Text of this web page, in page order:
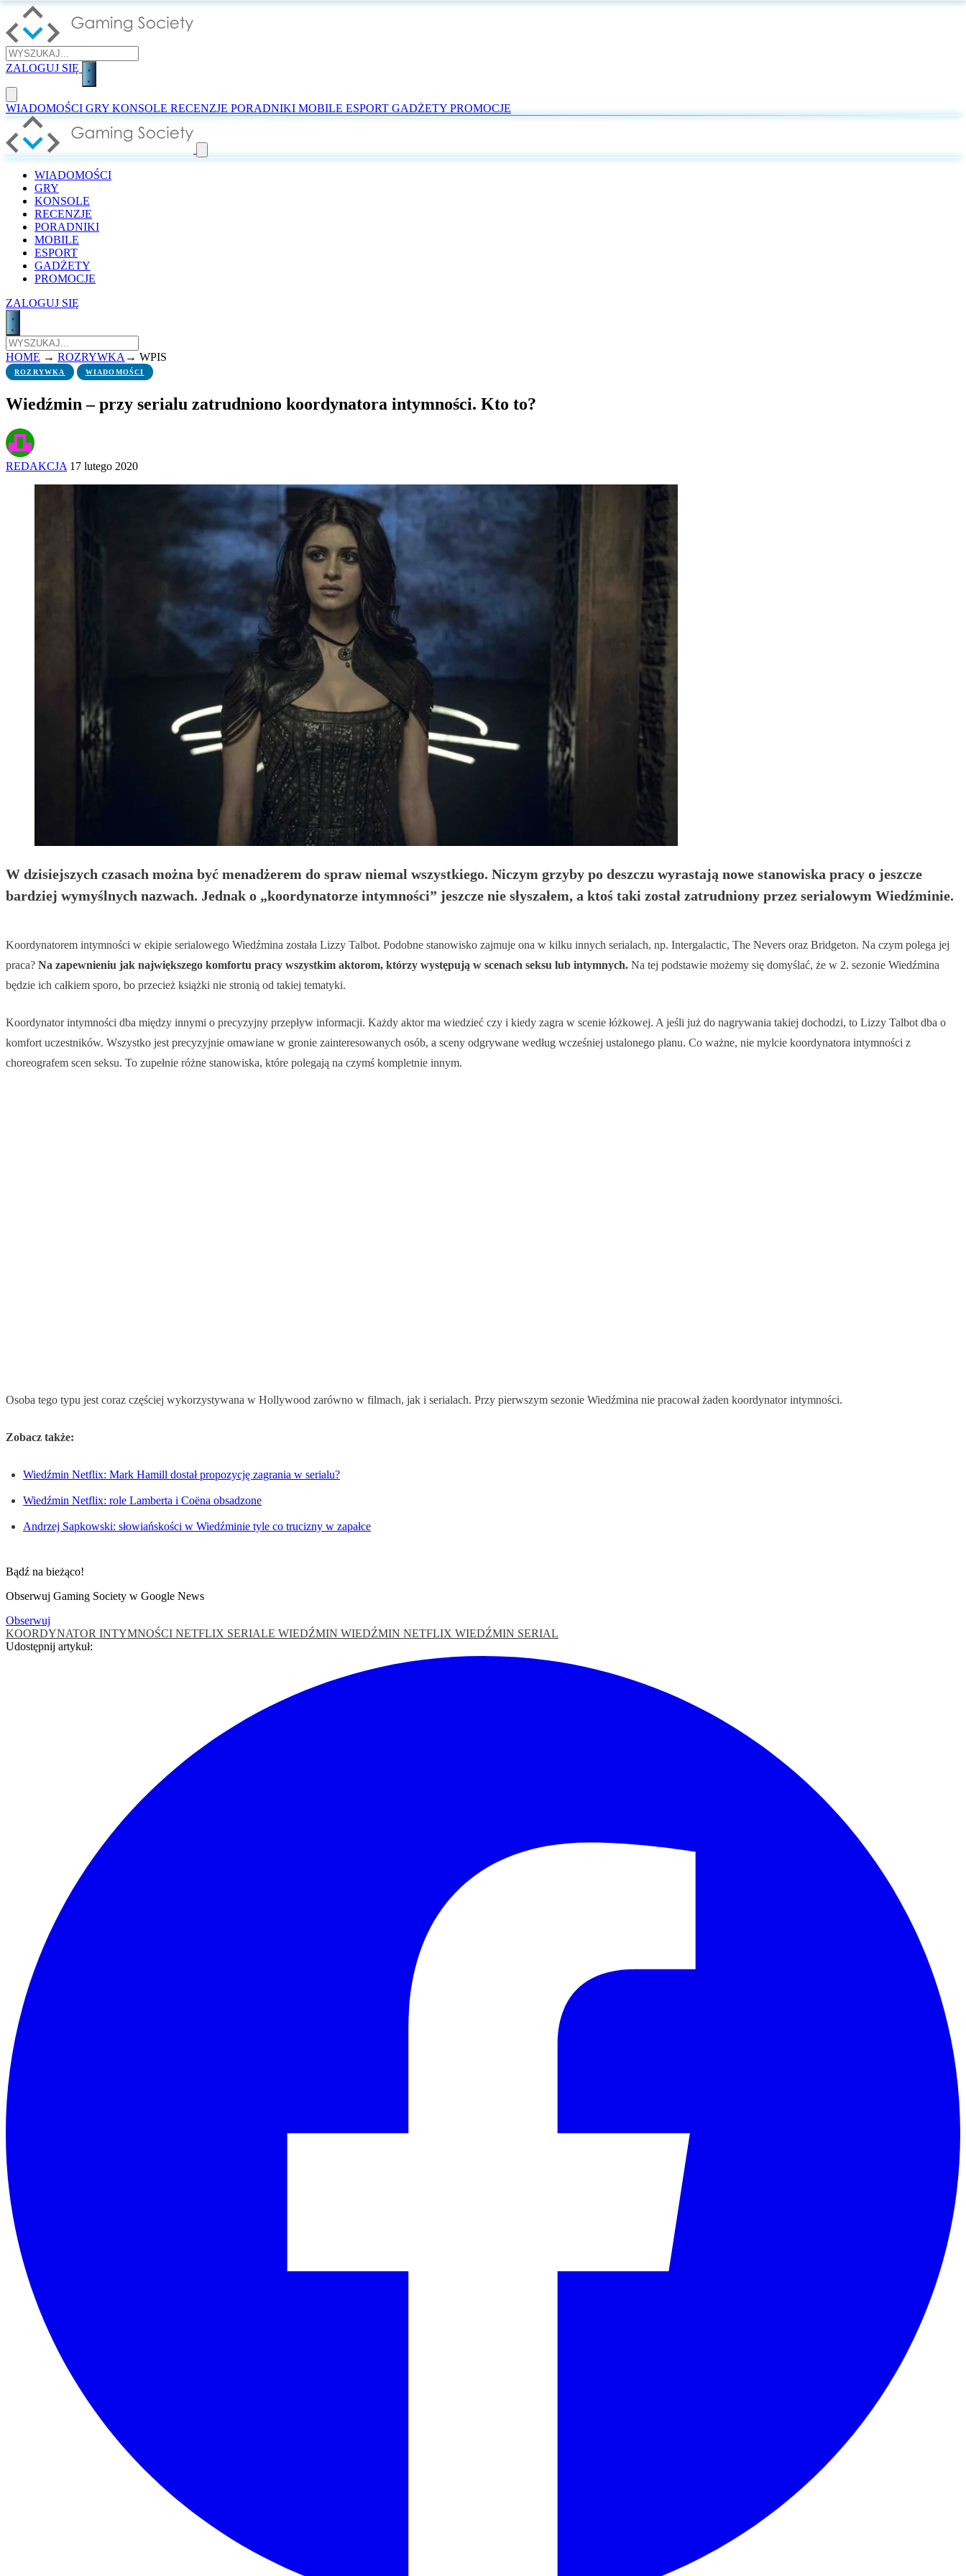
ZALOGUJ SIĘ
WIADOMOŚCI GRY KONSOLE RECENZJE PORADNIKI MOBILE ESPORT GADŻETY PROMOCJE
WIADOMOŚCI
GRY
KONSOLE
RECENZJE
PORADNIKI
MOBILE
ESPORT
GADŻETY
PROMOCJE
ZALOGUJ SIĘ
HOME → ROZRYWKA → WPIS
ROZRYWKA WIADOMOŚCI
Wiedźmin – przy serialu zatrudniono koordynatora intymności. Kto to?
REDAKCJA 17 lutego 2020
W dzisiejszych czasach można być menadżerem do spraw niemal wszystkiego. Niczym grzyby po deszczu wyrastają nowe stanowiska pracy o jeszcze
bardziej wymyślnych nazwach. Jednak o „koordynatorze intymności” jeszcze nie słyszałem, a ktoś taki został zatrudniony przez serialowym Wiedźminie.
Koordynatorem intymności w ekipie serialowego Wiedźmina została Lizzy Talbot. Podobne stanowisko zajmuje ona w kilku innych serialach, np. Intergalactic, The Nevers oraz Bridgeton. Na czym polega jej
praca? Na zapewnieniu jak największego komfortu pracy wszystkim aktorom, którzy występują w scenach seksu lub intymnych. Na tej podstawie możemy się domyślać, że w 2. sezonie Wiedźmina
będzie ich całkiem sporo, bo przecież książki nie stronią od takiej tematyki.
Koordynator intymności dba między innymi o precyzyjny przepływ informacji. Każdy aktor ma wiedzieć czy i kiedy zagra w scenie łóżkowej. A jeśli już do nagrywania takiej dochodzi, to Lizzy Talbot dba o
komfort uczestników. Wszystko jest precyzyjnie omawiane w gronie zainteresowanych osób, a sceny odgrywane według wcześniej ustalonego planu. Co ważne, nie mylcie koordynatora intymności z
choreografem scen seksu. To zupełnie różne stanowiska, które polegają na czymś kompletnie innym.
Osoba tego typu jest coraz częściej wykorzystywana w Hollywood zarówno w filmach, jak i serialach. Przy pierwszym sezonie Wiedźmina nie pracował żaden koordynator intymności.
Zobacz także:
Wiedźmin Netflix: Mark Hamill dostał propozycję zagrania w serialu?
Wiedźmin Netflix: role Lamberta i Coëna obsadzone
Andrzej Sapkowski: słowiańskości w Wiedźminie tyle co trucizny w zapałce
Bądź na bieżąco!
Obserwuj Gaming Society w Google News
Obserwuj
KOORDYNATOR INTYMNOŚCI NETFLIX SERIALE WIEDŹMIN WIEDŹMIN NETFLIX WIEDŹMIN SERIAL
Udostępnij artykuł: